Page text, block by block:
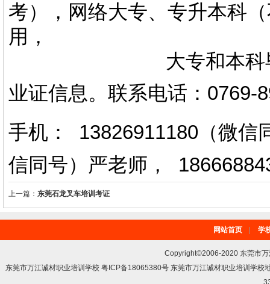
考），网络大专、专升本科
用，
大专和本科毕业证
业证信息。 联系电话 ： 0769-
手机： 13826911180（微信
信同号）严老师 ，
上一篇： 东莞石龙叉车培训考证
网站首页 学
Copyright©2006-2020 东莞市
东莞市万江诚材职业培训学校 粤ICP备18065380号 东莞市万江诚材职业培训学